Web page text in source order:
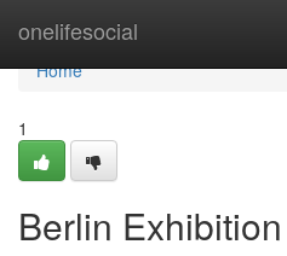
onelifesocial
Home
Home
1
Berlin